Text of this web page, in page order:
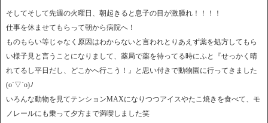
そしてそして先週の火曜日、朝起きると息子の目が激腫れ！！！！
仕事を休ませてもらって朝から病院へ！
ものもらい等じゃなく原因はわからないと言われとりあえず薬を処方してもら
い様子見と言うことになりまして、薬局で薬を待ってる時にふと『せっかく晴
れてるし平日だし、どこかへ行こう！』と思い付きで動物園に行ってきました
(o´▽`o)ﾉ
いろんな動物を見てテンションMAXになりつつアイスやたこ焼きを食べて、モ
ノレールにも乗って夕方まで満喫しました笑